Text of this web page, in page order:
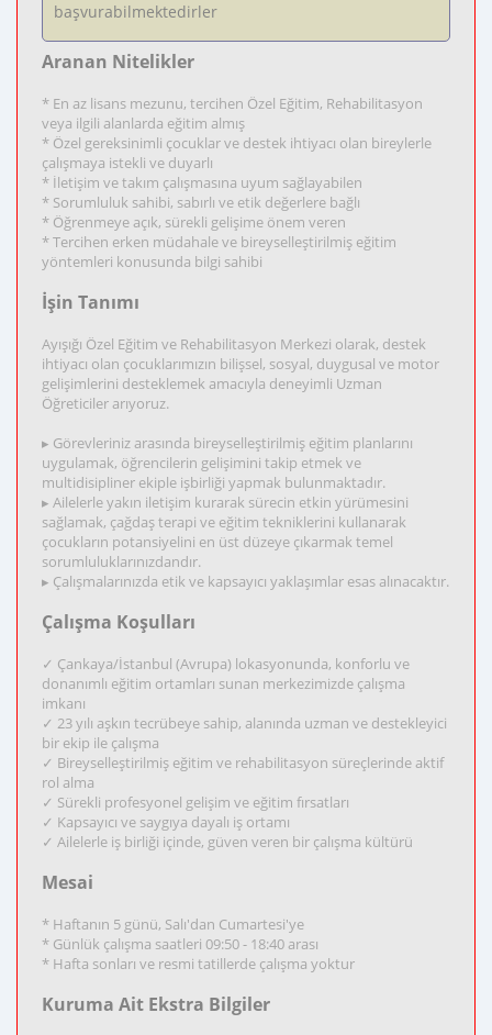
başvurabilmektedirler
Aranan Nitelikler
* En az lisans mezunu, tercihen Özel Eğitim, Rehabilitasyon
veya ilgili alanlarda eğitim almış
* Özel gereksinimli çocuklar ve destek ihtiyacı olan bireylerle
çalışmaya istekli ve duyarlı
* İletişim ve takım çalışmasına uyum sağlayabilen
* Sorumluluk sahibi, sabırlı ve etik değerlere bağlı
* Öğrenmeye açık, sürekli gelişime önem veren
* Tercihen erken müdahale ve bireyselleştirilmiş eğitim
yöntemleri konusunda bilgi sahibi
İşin Tanımı
Ayışığı Özel Eğitim ve Rehabilitasyon Merkezi olarak, destek
ihtiyacı olan çocuklarımızın bilişsel, sosyal, duygusal ve motor
gelişimlerini desteklemek amacıyla deneyimli Uzman
Öğreticiler arıyoruz.
▸ Görevleriniz arasında bireyselleştirilmiş eğitim planlarını
uygulamak, öğrencilerin gelişimini takip etmek ve
multidisipliner ekiple işbirliği yapmak bulunmaktadır.
▸ Ailelerle yakın iletişim kurarak sürecin etkin yürümesini
sağlamak, çağdaş terapi ve eğitim tekniklerini kullanarak
çocukların potansiyelini en üst düzeye çıkarmak temel
sorumluluklarınızdandır.
▸ Çalışmalarınızda etik ve kapsayıcı yaklaşımlar esas alınacaktır.
Çalışma Koşulları
✓ Çankaya/İstanbul (Avrupa) lokasyonunda, konforlu ve
donanımlı eğitim ortamları sunan merkezimizde çalışma
imkanı
✓ 23 yılı aşkın tecrübeye sahip, alanında uzman ve destekleyici
bir ekip ile çalışma
✓ Bireyselleştirilmiş eğitim ve rehabilitasyon süreçlerinde aktif
rol alma
✓ Sürekli profesyonel gelişim ve eğitim fırsatları
✓ Kapsayıcı ve saygıya dayalı iş ortamı
✓ Ailelerle iş birliği içinde, güven veren bir çalışma kültürü
Mesai
* Haftanın 5 günü, Salı'dan Cumartesi'ye
* Günlük çalışma saatleri 09:50 - 18:40 arası
* Hafta sonları ve resmi tatillerde çalışma yoktur
Kuruma Ait Ekstra Bilgiler